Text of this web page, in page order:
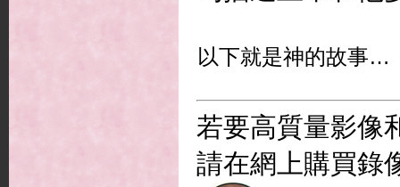
以下就是神的故事…
若要高質量影像
請在網上購買錄